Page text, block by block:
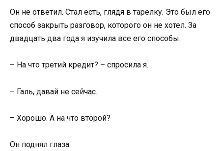
Он не ответил. Стал есть, глядя в тарелку. Это был его
способ закрыть разговор, которого он не хотел. За
двадцать два года я изучила все его способы.
– На что третий кредит? – спросила я.
– Галь, давай не сейчас.
– Хорошо. А на что второй?
Он поднял глаза.